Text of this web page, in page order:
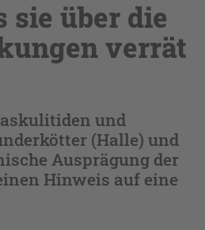
sie über die
verrät
und
(Halle) und
Ausprägung der
Hinweis auf eine